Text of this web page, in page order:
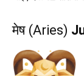
मेष (Aries)